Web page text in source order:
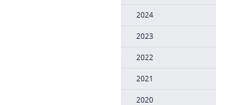
2024
2023
2022
2021
2020